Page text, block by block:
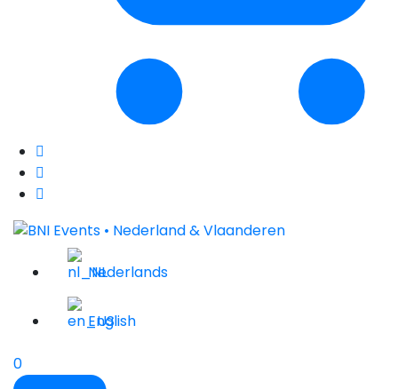
Nederlands
English
0